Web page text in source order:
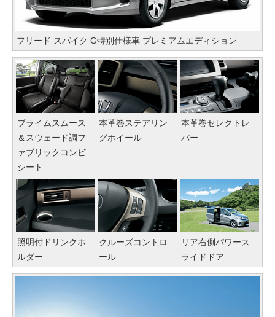
フリード スパイク G特別仕様車 プレミアムエディション
プライムスムース
＆スウェード調フ
ァブリックコンビ
シート
本革巻ステアリン
グホイール
本革巻セレクトレ
バー
照明付ドリンクホ
ルダー
クルーズコントロ
ール
リア右側パワース
ライドドア